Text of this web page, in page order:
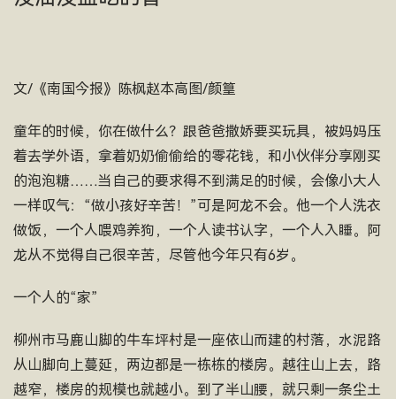
文/《南国今报》陈枫赵本高图/颜篁
童年的时候，你在做什么？跟爸爸撒娇要买玩具，被妈妈压
着去学外语，拿着奶奶偷偷给的零花钱，和小伙伴分享刚买
的泡泡糖……当自己的要求得不到满足的时候，会像小大人
一样叹气：“做小孩好辛苦！”可是阿龙不会。他一个人洗衣
做饭，一个人喂鸡养狗，一个人读书认字，一个人入睡。阿
龙从不觉得自己很辛苦，尽管他今年只有6岁。
一个人的“家”
柳州市马鹿山脚的牛车坪村是一座依山而建的村落，水泥路
从山脚向上蔓延，两边都是一栋栋的楼房。越往山上去，路
越窄，楼房的规模也就越小。到了半山腰，就只剩一条尘土